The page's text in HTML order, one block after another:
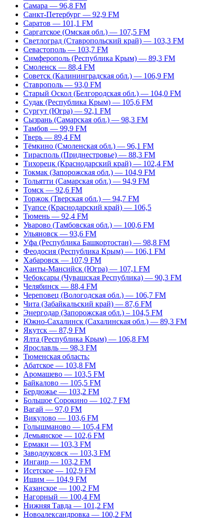
Самара — 96,8 FM
Санкт-Петербург — 92,9 FM
Саратов — 101,1 FM
Саргатское (Омская обл.) — 107,5 FM
Светлоград (Ставропольский край) — 103,3 FM
Севастополь — 103,7 FM
Симферополь (Республика Крым) — 89,3 FM
Смоленск — 88,4 FM
Советск (Калининградская обл.) — 106,9 FM
Ставрополь — 93,0 FM
Старый Оскол (Белгородская обл.) — 104,0 FM
Судак (Республика Крым) — 105,6 FM
Сургут (Югра) — 92,1 FM
Сызрань (Самарская обл.) — 98,3 FM
Тамбов — 99,9 FM
Тверь — 89,4 FM
Тёмкино (Смоленская обл.) — 96,1 FM
Тирасполь (Приднестровье) — 88,3 FM
Тихорецк (Краснодарский край) — 102,4 FM
Токмак (Запорожская обл.) — 104,9 FM
Тольятти (Самарская обл.) — 94,9 FM
Томск — 92,6 FM
Торжок (Тверская обл.) — 94,7 FM
Туапсе (Краснодарский край) — 106,5
Тюмень — 92,4 FM
Уварово (Тамбовская обл.) — 100,6 FM
Ульяновск — 93,6 FM
Уфа (Республика Башкортостан) — 98,8 FM
Феодосия (Республика Крым) — 106,1 FM
Хабаровск — 107,9 FM
Ханты-Мансийск (Югра) — 107,1 FM
Чебоксары (Чувашская Республика) — 90,3 FM
Челябинск — 88,4 FM
Череповец (Вологодская обл.) — 106,7 FM
Чита (Забайкальский край) — 87,6 FM
Энергодар (Запорожская обл.) – 104,5 FM
Южно-Сахалинск (Сахалинская обл.) — 89,3 FM
Якутск — 87,9 FM
Ялта (Республика Крым) — 106,8 FM
Ярославль — 98,3 FM
Тюменская область:
Абатское — 103,8 FM
Аромашево — 103,5 FM
Байкалово — 105,5 FM
Бердюжье — 103,2 FM
Большое Сорокино — 102,7 FM
Вагай — 97,0 FM
Викулово — 103,6 FM
Голышманово — 105,4 FM
Демьянское — 102,6 FM
Ермаки — 103,3 FM
Заводоуковск — 103,3 FM
Ингаир — 103,2 FM
Исетское — 102,9 FM
Ишим — 104,9 FM
Казанское — 100,2 FM
Нагорный — 100,4 FM
Нижняя Тавда — 101,2 FM
Новоалександровка — 100,2 FM